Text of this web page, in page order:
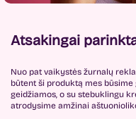
Atsakingai
Nuo pat vaikystės žurnalų
būtent ši produktą mes
geidžiamos, o su stebuklingu
atrodysime amžinai